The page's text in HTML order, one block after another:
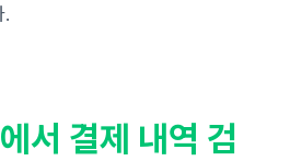
.
서 결제 내역 검